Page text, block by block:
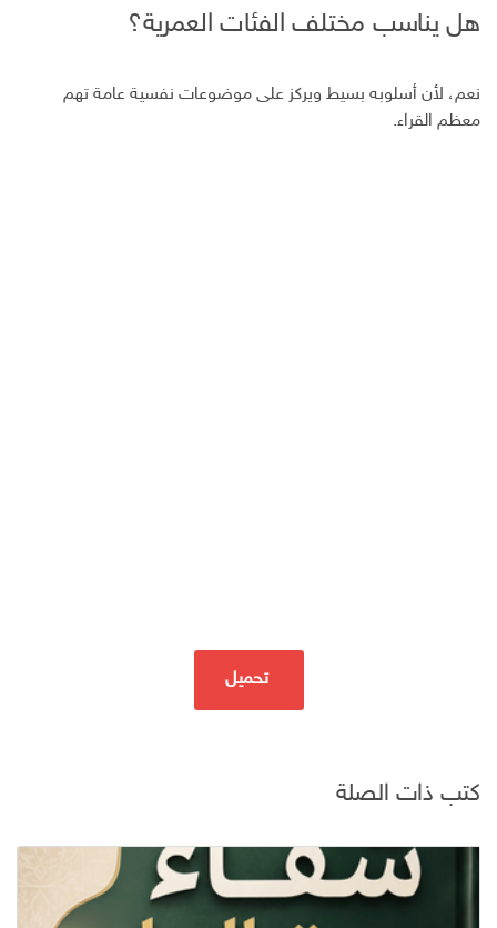
هل يناسب مختلف الفئات العمرية؟
نعم، لأن أسلوبه بسيط ويركز على موضوعات نفسية عامة تهم
معظم القراء.
تحميل
كتب ذات الصلة